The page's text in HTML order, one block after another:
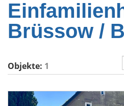
Brüssow /
Objekte: 1